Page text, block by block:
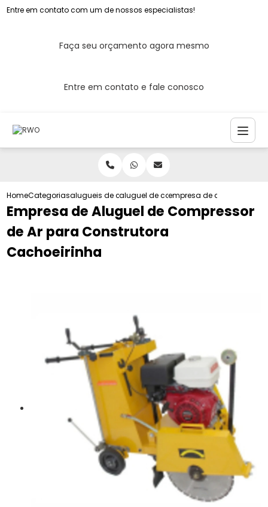
Entre em contato com um de nossos especialistas!
Faça seu orçamento agora mesmo
Entre em contato e fale conosco
HomeCategoriasalugueis de compressores de ar
aluguel de compressor de ar para
empresa de aluguel de
Empresa de Aluguel de Compressor
de Ar para Construtora
Cachoeirinha